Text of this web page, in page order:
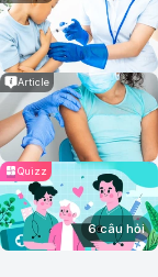
Article
Quizz
6 câu hỏi